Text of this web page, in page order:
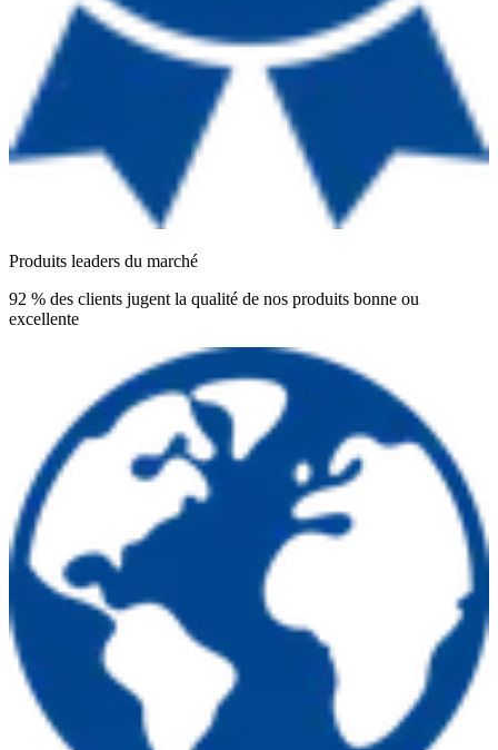
Produits leaders du marché
92 % des clients jugent la qualité de nos produits bonne ou
excellente